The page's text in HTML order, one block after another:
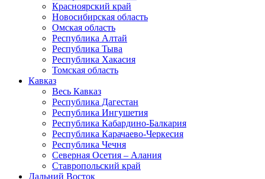
Красноярский край
Новосибирская область
Омская область
Республика Алтай
Республика Тыва
Республика Хакасия
Томская область
Кавказ
Весь Кавказ
Республика Дагестан
Республика Ингушетия
Республика Кабардино-Балкария
Республика Карачаево-Черкесия
Республика Чечня
Северная Осетия – Алания
Ставропольский край
Дальний Восток